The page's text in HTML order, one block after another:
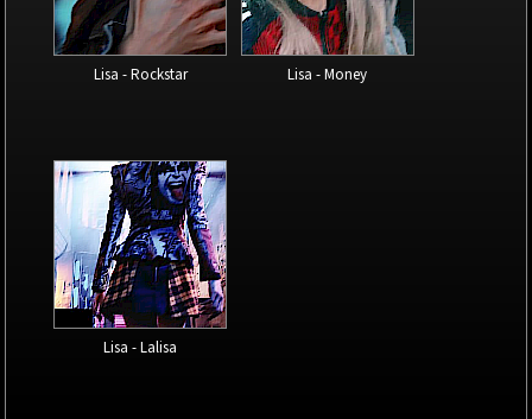
Lisa - Rockstar Lisa - Money
Lisa - Lalisa